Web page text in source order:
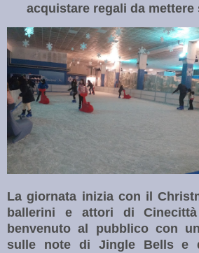
acquistare regali da mettere
La giornata inizia con il
ballerini e attori di
benvenuto al pubblico con
sulle note di Jingle Bells e